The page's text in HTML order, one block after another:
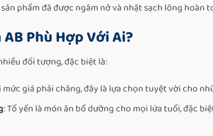
phẩm đã được ngâm nở và nhặt sạch lông hoàn
Phù Hợp Với Ai?
đối tượng, đặc biệt là:
mức giá phải chăng, đây là lựa chọn tuyệt vời cho
: Tổ yến là món ăn bổ dưỡng cho mọi lứa tuổi, đặc